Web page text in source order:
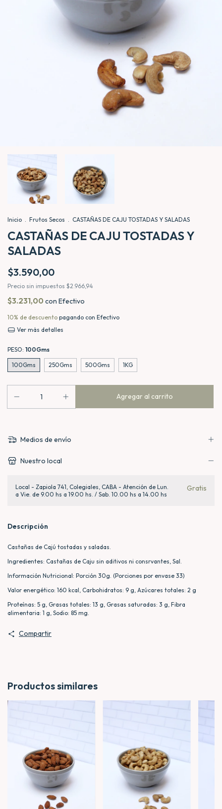
Inicio . Frutos Secos . CASTAÑAS DE CAJU TOSTADAS Y SALADAS
CASTAÑAS DE CAJU TOSTADAS Y
SALADAS
$3.590,00
Precio sin impuestos $2.966,94
$3.231,00 con Efectivo
10% de descuento pagando con Efectivo
Ver más detalles
PESO: 100Gms
100Gms 250Gms 500Gms 1KG
Medios de envío
Nuestro local
Local - Zapiola 741, Colegiales, CABA - Atención de Lun.
a Vie. de 9.00 hs a 19.00 hs. / Sab. 10.00 hs a 14.00 hs
Gratis
Descripción
Castañas de Cajú tostadas y saladas.
Ingredientes: Castañas de Caju sin aditivos ni consrvantes, Sal.
Información Nutricional: Porción 30g. (Porciones por envase 33)
Valor energético: 160 kcal, Carbohidratos: 9 g, Azúcares totales: 2 g
Proteínas: 5 g, Grasas totales: 13 g, Grasas saturadas: 3 g, Fibra
alimentaria: 1 g, Sodio: 85 mg.
Compartir
Productos similares